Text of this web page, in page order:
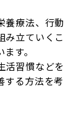
養療法、行動
み立ていくこ
す。
活習慣などを
する方法を考